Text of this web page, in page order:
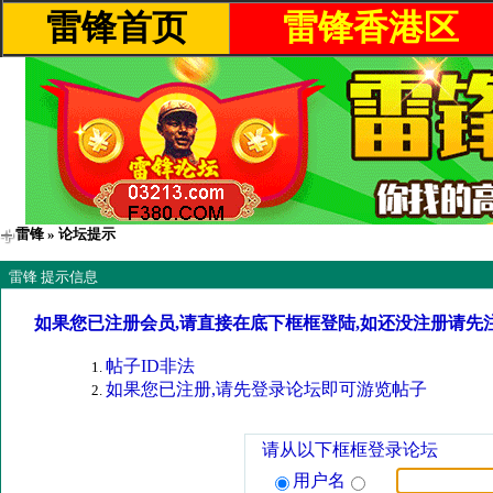
雷锋首页 雷锋香港区
雷锋 » 论坛提示
雷锋 提示信息
如果您已注册会员,请直接在底下框框登陆,如还没注册请先
帖子ID非法
如果您已注册,请先登录论坛即可游览帖子
请从以下框框登录论坛
用户名